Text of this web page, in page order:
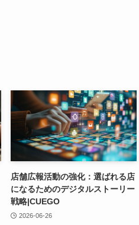
店舗広報活動の強化：選ばれる店
になるためのデジタルストーリー
戦略|CUEGO
2026-06-26